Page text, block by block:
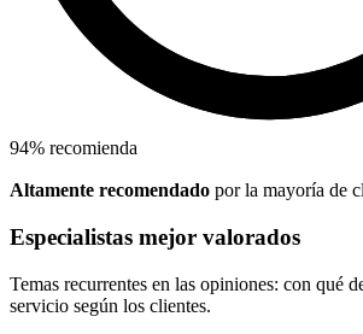
94% recomienda
Altamente recomendado por la mayoría de
Especialistas mejor valorados
Temas recurrentes en las opiniones: con qué
servicio según los clientes.